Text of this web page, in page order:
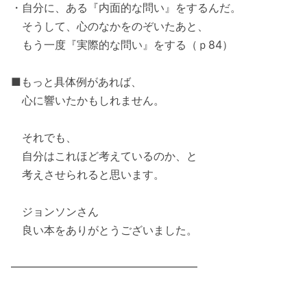
・自分に、ある『内面的な問い』をするんだ。
そうして、心のなかをのぞいたあと、
もう一度『実際的な問い』をする（ｐ84）
■もっと具体例があれば、
心に響いたかもしれません。
それでも、
自分はこれほど考えているのか、と
考えさせられると思います。
ジョンソンさん
良い本をありがとうございました。
━━━━━━━━━━━━━━━━━